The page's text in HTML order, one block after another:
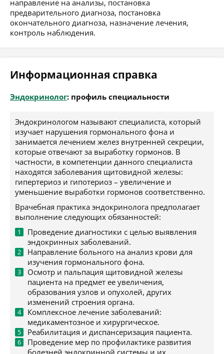
направление на анализы, постановка
предварительного диагноза, постановка
окончательного диагноза, назначение лечения,
контроль наблюдения.
Информационная справка
Эндокринолог: профиль специальности
Эндокринологом называют специалиста, который
изучает нарушения гормонального фона и
занимается лечением желез внутренней секреции,
которые отвечают за выработку гормонов. В
частности, в компетенции данного специалиста
находятся заболевания щитовидной железы:
гипертериоз и гипотериоз – увеличение и
уменьшение выработки гормонов соответственно.
Врачебная практика эндокринолога предполагает
выполнение следующих обязанностей:
Проведение диагностики с целью выявления
эндокринных заболеваний.
Направление больного на анализ крови для
изучения гормонального фона.
Осмотр и пальпация щитовидной железы
пациента на предмет ее увеличения,
образования узлов и опухолей, других
изменений строения органа.
Комплексное лечение заболеваний:
медикаментозное и хирургическое.
Реабилитация и диспансеризация пациента.
Проведение мер по профилактике развития
болезней эндокринной системы и их